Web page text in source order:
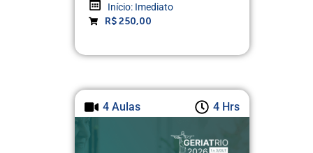
Início: Imediato
R$ 250,00
4 Aulas 4 Hrs